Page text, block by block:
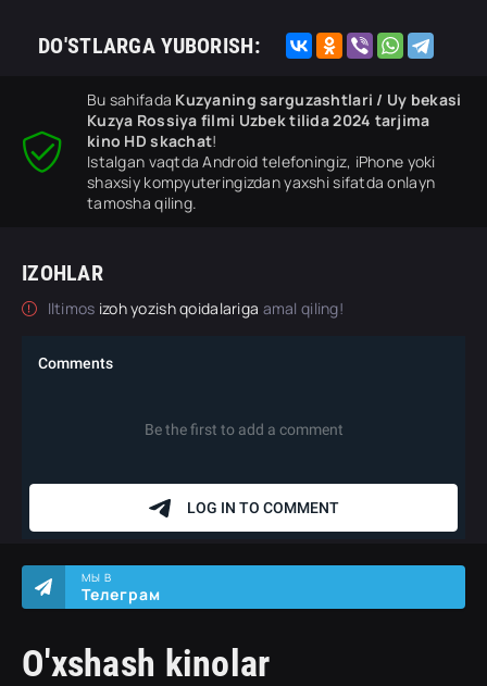
DO'STLARGA YUBORISH:
Bu sahifada Kuzyaning sarguzashtlari / Uy bekasi
Kuzya Rossiya filmi Uzbek tilida 2024 tarjima
kino HD skachat!
Istalgan vaqtda Android telefoningiz, iPhone yoki
shaxsiy kompyuteringizdan yaxshi sifatda onlayn
tamosha qiling.
IZOHLAR
Iltimos izoh yozish qoidalariga amal qiling!
O'xshash kinolar
МЫ В
Телеграм